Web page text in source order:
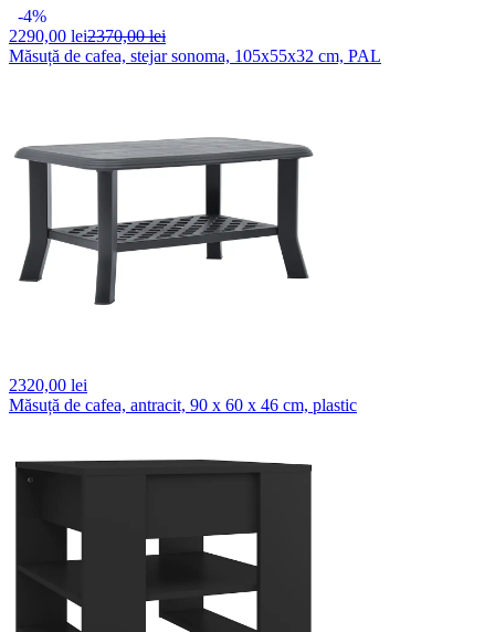
-4%
2290,00 lei2370,00 lei
Măsuță de cafea, stejar sonoma, 105x55x32 cm, PAL
2320,00 lei
Măsuță de cafea, antracit, 90 x 60 x 46 cm, plastic